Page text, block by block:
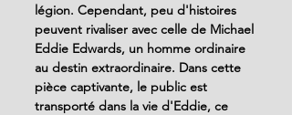
légion. Cependant, peu d'histoires
peuvent rivaliser avec celle de Michael
Eddie Edwards, un homme ordinaire
au destin extraordinaire. Dans cette
pièce captivante, le public est
transporté dans la vie d'Eddie, ce